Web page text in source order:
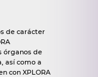
de carácter
órganos de
así como a
con XPLORA